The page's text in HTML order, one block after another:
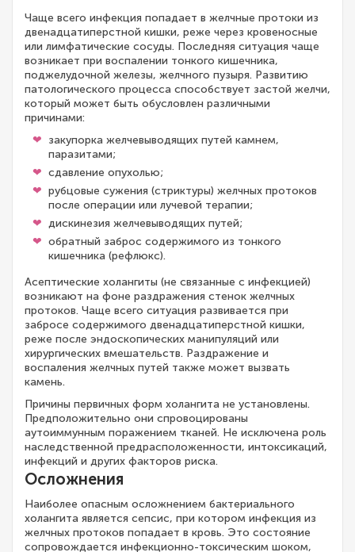
Чаще всего инфекция попадает в желчные протоки из
двенадцатиперстной кишки, реже через кровеносные
или лимфатические сосуды. Последняя ситуация чаще
возникает при воспалении тонкого кишечника,
поджелудочной железы, желчного пузыря. Развитию
патологического процесса способствует застой желчи,
который может быть обусловлен различными
причинами:
закупорка желчевыводящих путей камнем,
паразитами;
сдавление опухолью;
рубцовые сужения (стриктуры) желчных протоков
после операции или лучевой терапии;
дискинезия желчевыводящих путей;
обратный заброс содержимого из тонкого
кишечника (рефлюкс).
Асептические холангиты (не связанные с инфекцией)
возникают на фоне раздражения стенок желчных
протоков. Чаще всего ситуация развивается при
забросе содержимого двенадцатиперстной кишки,
реже после эндоскопических манипуляций или
хирургических вмешательств. Раздражение и
воспаления желчных путей также может вызвать
камень.
Причины первичных форм холангита не установлены.
Предположительно они спровоцированы
аутоиммунным поражением тканей. Не исключена роль
наследственной предрасположенности, интоксикаций,
инфекций и других факторов риска.
Осложнения
Наиболее опасным осложнением бактериального
холангита является сепсис, при котором инфекция из
желчных протоков попадает в кровь. Это состояние
сопровождается инфекционно-токсическим шоком,